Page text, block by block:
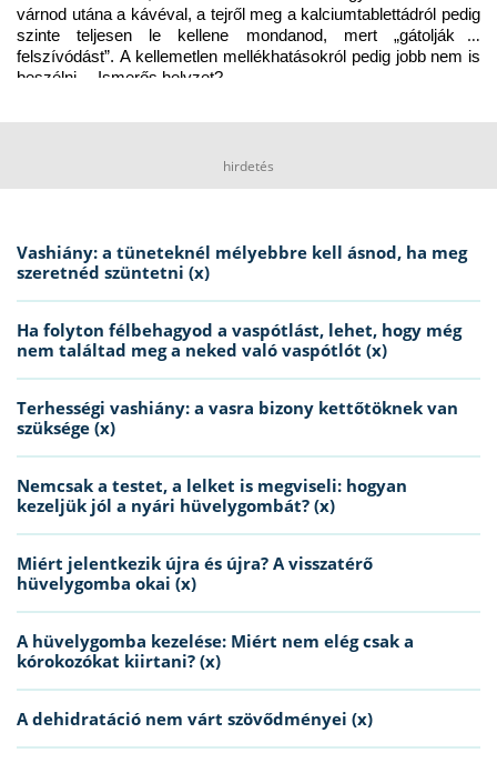
várnod utána a kávéval, a tejről meg a kalciumtablettádról pedig
szinte teljesen le kellene mondanod, mert „gátolják a
felszívódást”. A kellemetlen mellékhatásokról pedig jobb nem is
beszélni… Ismerős helyzet?
hirdetés
Vashiány: a tüneteknél mélyebbre kell ásnod, ha meg
szeretnéd szüntetni (x)
Ha folyton félbehagyod a vaspótlást, lehet, hogy még
nem találtad meg a neked való vaspótlót (x)
Terhességi vashiány: a vasra bizony kettőtöknek van
szüksége (x)
Nemcsak a testet, a lelket is megviseli: hogyan
kezeljük jól a nyári hüvelygombát? (x)
Miért jelentkezik újra és újra? A visszatérő
hüvelygomba okai (x)
A hüvelygomba kezelése: Miért nem elég csak a
kórokozókat kiirtani? (x)
A dehidratáció nem várt szövődményei (x)